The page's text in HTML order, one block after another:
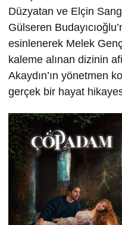
Düzyatan ve Elçin
Gülseren
esinlenerek Melek
kaleme alınan dizinin
Akaydın’ın yönetmen
gerçek bir hayat